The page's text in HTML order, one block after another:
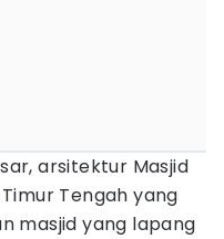
arsitektur Masjid
Tengah yang
masjid yang lapang